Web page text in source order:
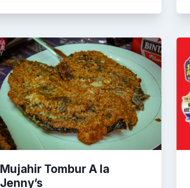
Mujahir Tombur A la
Jenny’s